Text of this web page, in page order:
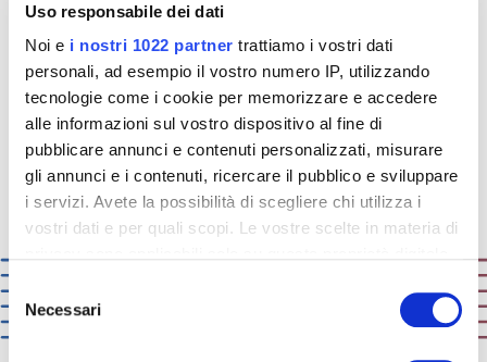
Uso responsabile dei dati
Noi e i nostri 1022 partner trattiamo i vostri dati
personali, ad esempio il vostro numero IP, utilizzando
tecnologie come i cookie per memorizzare e accedere
alle informazioni sul vostro dispositivo al fine di
pubblicare annunci e contenuti personalizzati, misurare
gli annunci e i contenuti, ricercare il pubblico e sviluppare
i servizi. Avete la possibilità di scegliere chi utilizza i
vostri dati e per quali scopi. Le vostre scelte in materia di
modificare o revocare il proprio consenso in qualsiasi
momento dalla Dichiarazione sui cookie o facendo clic
Selezione
del
consenso
Necessari
PRZECZYTAJ
WIĘCEJ